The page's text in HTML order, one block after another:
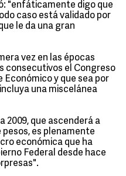
"enfáticamente digo que
caso está validado por
le da una gran
vez en las épocas
consecutivos el Congreso
Económico y que sea por
una miscelánea
2009, que ascenderá a
es plenamente
económica que ha
Federal desde hace